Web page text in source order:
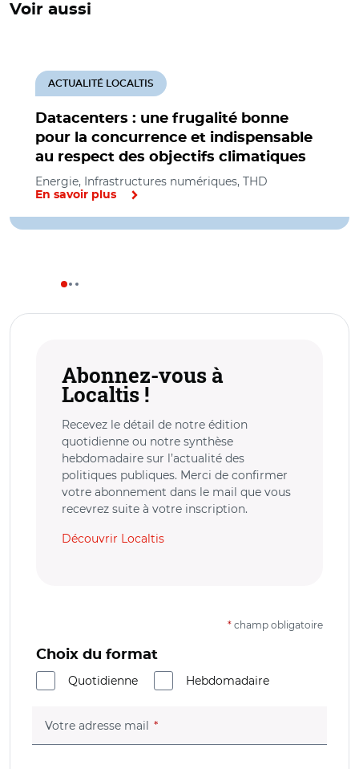
Voir aussi
Datacenters : une frugalité bonne
pour la concurrence et indispensable
au respect des objectifs climatiques
ACTUALITÉ LOCALTIS
Energie, Infrastructures numériques, THD
En savoir plus
Abonnez-vous à
Localtis !
Recevez le détail de notre édition
quotidienne ou notre synthèse
hebdomadaire sur l’actualité des
politiques publiques. Merci de confirmer
votre abonnement dans le mail que vous
recevrez suite à votre inscription.
Découvrir Localtis
* champ obligatoire
Choix du format
Quotidienne
Hebdomadaire
Votre adresse mail (champ obligatoire)